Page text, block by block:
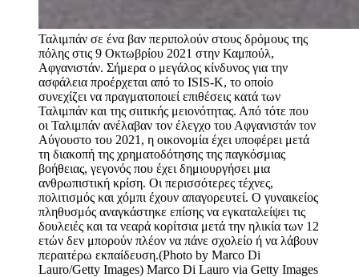
Ταλιμπάν σε ένα βαν περιπολούν στους δρόμους της
πόλης στις 9 Οκτωβρίου 2021 στην Καμπούλ,
Αφγανιστάν. Σήμερα ο μεγάλος κίνδυνος για την
ασφάλεια προέρχεται από το ISIS-K, το οποίο
συνεχίζει να πραγματοποιεί επιθέσεις κατά των
Ταλιμπάν και της σιιτικής μειονότητας. Από τότε που
οι Ταλιμπάν ανέλαβαν τον έλεγχο του Αφγανιστάν τον
Αύγουστο του 2021, η οικονομία έχει υποφέρει μετά
τη διακοπή της χρηματοδότησης της παγκόσμιας
βοήθειας, γεγονός που έχει δημιουργήσει μια
ανθρωπιστική κρίση. Οι περισσότερες τέχνες,
πολιτισμός και χόμπι έχουν απαγορευτεί. Ο γυναικείος
πληθυσμός αναγκάστηκε επίσης να εγκαταλείψει τις
δουλειές και τα νεαρά κορίτσια μετά την ηλικία των 12
ετών δεν μπορούν πλέον να πάνε σχολείο ή να λάβουν
περαιτέρω εκπαίδευση.(Photo by Marco Di
Lauro/Getty Images) Marco Di Lauro via Getty Images